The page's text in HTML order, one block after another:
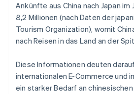
Ankünfte aus China nach Japan
8,2 Millionen (nach Daten der
Tourism Organization), womit
nach Reisen in das Land an der
Diese Informationen deuten
internationalen E-Commerce und
ein starker Bedarf an